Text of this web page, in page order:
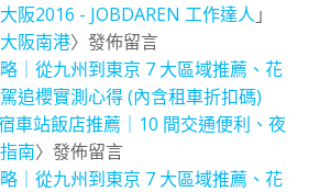
阪2016 - JOBDAREN 工作達人 」
阪南港〉發佈留言
｜從九州到東京 7 大區域推薦、花
追櫻實測心得 (內含租車折扣碼)
車站飯店推薦｜10 間交通便利、夜
南〉發佈留言
｜從九州到東京 7 大區域推薦、花